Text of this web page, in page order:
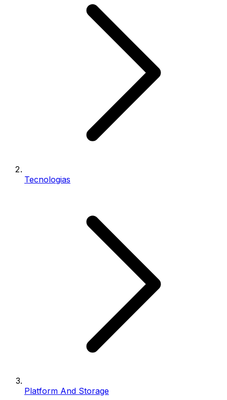
Tecnologias
Platform And Storage